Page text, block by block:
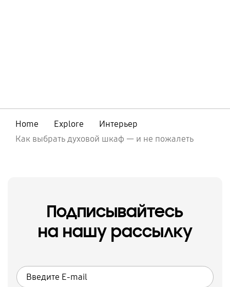
Home Explore
Интерьер
Как выбрать духовой шкаф — и не пожалеть
Подписывайтесь
на нашу рассылку